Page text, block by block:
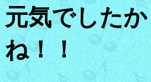
元気でした
ね！！